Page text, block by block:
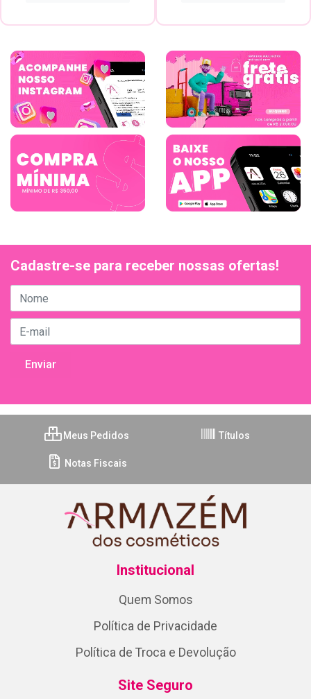
Cadastre-se para receber nossas ofertas!
Meus Pedidos Títulos
Notas Fiscais
Institucional
Quem Somos
Política de Privacidade
Política de Troca e Devolução
Site Seguro